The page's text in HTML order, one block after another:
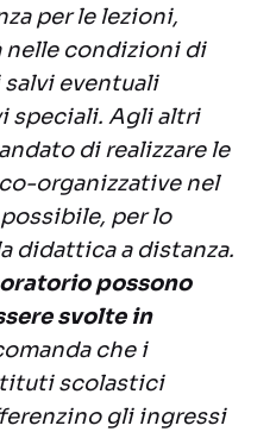
per le lezioni,
nelle condizioni di
eventuali
speciali. Agli altri
di realizzare le
organizzative nel
per lo
didattica a distanza.
possono
svolte in
che i
scolastici
gli ingressi